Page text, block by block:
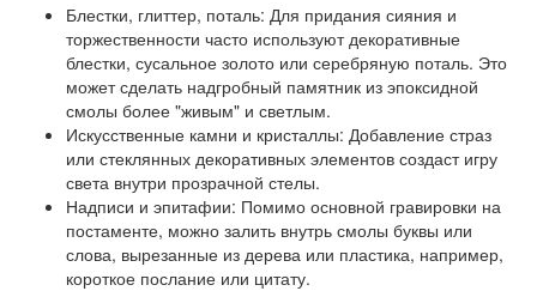
Блестки, глиттер, поталь: Для придания сияния и
торжественности часто используют декоративные
блестки, сусальное золото или серебряную поталь. Это
может сделать надгробный памятник из эпоксидной
смолы более "живым" и светлым.
Искусственные камни и кристаллы: Добавление страз
или стеклянных декоративных элементов создаст игру
света внутри прозрачной стелы.
Надписи и эпитафии: Помимо основной гравировки на
постаменте, можно залить внутрь смолы буквы или
слова, вырезанные из дерева или пластика, например,
короткое послание или цитату.